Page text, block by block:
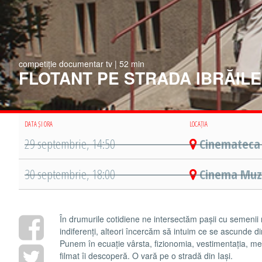
competiție documentar tv | 52 min
FLOTANT PE STRADA
DATA ȘI ORA LOCAȚIA
29 septembrie, 14:50
30 septembrie, 18:00
Cinema
În drumurile cotidiene ne intersectăm pașii cu
indiferenți, alteori încercăm să intuim ce se ascunde
Punem în ecuație vârsta, fizionomia, vestimentația,
filmat îi descoperă. O vară pe o stradă din Iași.